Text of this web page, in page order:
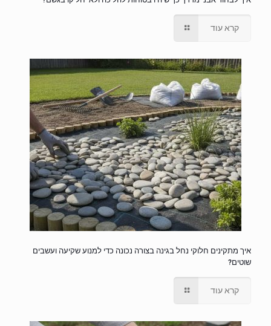
קרא עוד
איך מתקינים חלוקי נחל בגינה בצורה נכונה כדי למנוע שקיעה ועשבים
שוטים?
קרא עוד